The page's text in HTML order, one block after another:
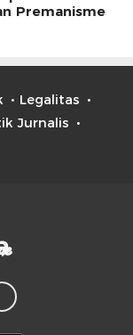
Premanisme
Legalitas
Jurnalis